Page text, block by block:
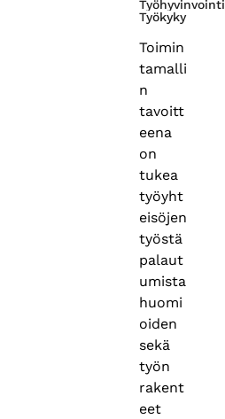
Työhyvinvointi
Työkyky
Toimin
tamalli
n
tavoitt
eena
on
tukea
työyht
eisöjen
työstä
palaut
umista
huomi
oiden
sekä
työn
rakent
eet